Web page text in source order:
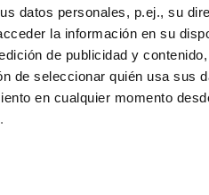
datos personales, p.ej., su
la información en su
de publicidad y
de seleccionar quién usa sus
en cualquier momento